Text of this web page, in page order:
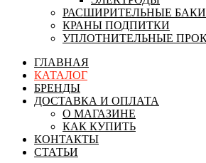
РАСШИРИТЕЛЬНЫЕ БАКИ
КРАНЫ ПОДПИТКИ
УПЛОТНИТЕЛЬНЫЕ
ГЛАВНАЯ
КАТАЛОГ
БРЕНДЫ
ДОСТАВКА И ОПЛАТА
О МАГАЗИНЕ
КАК КУПИТЬ
КОНТАКТЫ
СТАТЬИ